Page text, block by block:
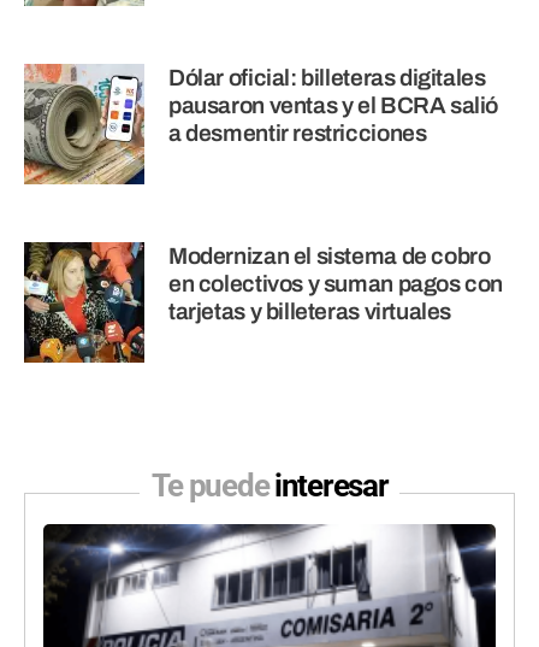
Dólar oficial: billeteras digitales
pausaron ventas y el BCRA salió
a desmentir restricciones
Modernizan el sistema de cobro
en colectivos y suman pagos con
tarjetas y billeteras virtuales
Te puedeinteresar